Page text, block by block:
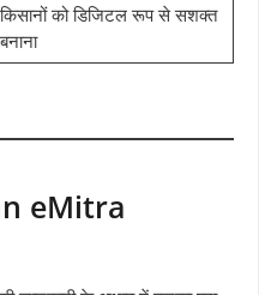
किसानों को डिजिटल रूप से सशक्त
बनाना
eMitra